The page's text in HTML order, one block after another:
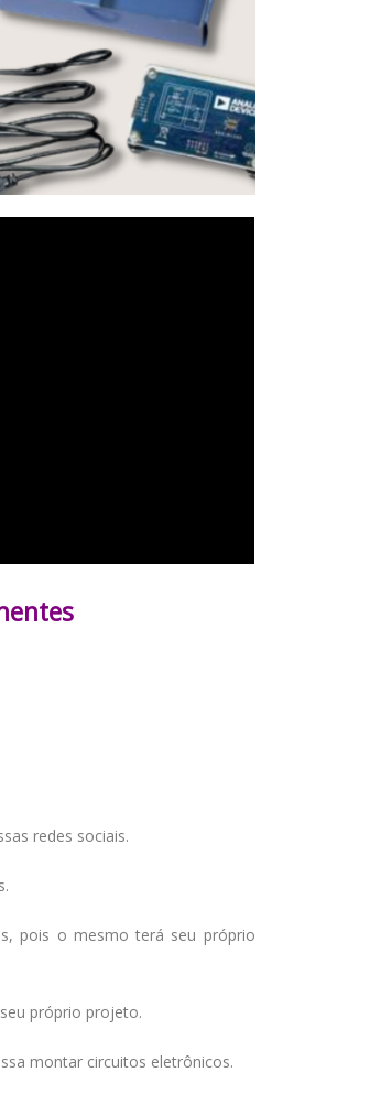
redes sociais.
pois o mesmo terá seu próprio
próprio projeto.
montar circuitos eletrônicos.